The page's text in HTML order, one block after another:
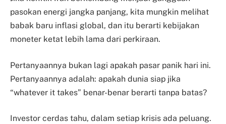
pasokan energi jangka panjang, kita mungkin melihat
babak baru inflasi global, dan itu berarti kebijakan
moneter ketat lebih lama dari perkiraan.
Pertanyaannya bukan lagi apakah pasar panik hari ini.
Pertanyaannya adalah: apakah dunia siap jika
“whatever it takes” benar-benar berarti tanpa batas?
Investor cerdas tahu, dalam setiap krisis ada peluang.